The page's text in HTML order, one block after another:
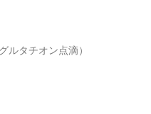
ルタチオン点滴）